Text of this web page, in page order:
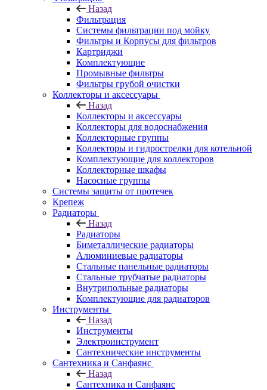
Назад
Фильтрация
Системы фильтрации под мойку
Фильтры и Корпусы для фильтров
Картриджи
Комплектующие
Промывные фильтры
Фильтры грубой очистки
Коллекторы и аксессуары
Назад
Коллекторы и аксессуары
Коллекторы для водоснабжения
Коллекторные группы
Коллекторы и гидрострелки для котельной
Комплектующие для коллекторов
Коллекторные шкафы
Насосные группы
Системы защиты от протечек
Крепеж
Радиаторы
Назад
Радиаторы
Биметаллические радиаторы
Алюминиевые радиаторы
Стальные панельные радиаторы
Стальные трубчатые радиаторы
Внутрипольные радиаторы
Комплектующие для радиаторов
Инструменты
Назад
Инструменты
Электроинструмент
Сантехнические инструменты
Сантехника и Санфаянс
Назад
Сантехника и Санфаянс